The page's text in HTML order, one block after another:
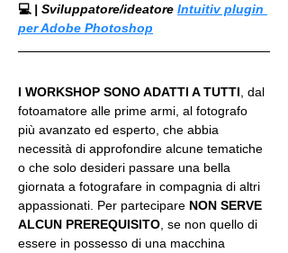
💻 | Sviluppatore/ideatore Intuitiv plugin
per Adobe Photoshop
I WORKSHOP SONO ADATTI A TUTTI , dal
fotoamatore alle prime armi, al fotografo
più avanzato ed esperto, che abbia
necessità di approfondire alcune tematiche
o che solo desideri passare una bella
giornata a fotografare in compagnia di altri
appassionati. Per partecipare NON SERVE
ALCUN PREREQUISITO , se non quello di
essere in possesso di una macchina